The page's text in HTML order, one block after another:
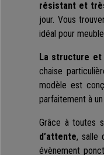
résistant et
jour. Vous
idéal pour
La structure
chaise
modèle est
parfaitement à un
Grâce à toutes
d’attente, salle
évènement